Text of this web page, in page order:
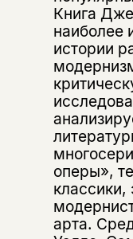
Книга
наиболее
истории
оперы»,
арта.
Раз в
о книгах и
За
скидку 15%
Я
Вы можете
на склад
Я
Эта
не
Скажите,
вам уже